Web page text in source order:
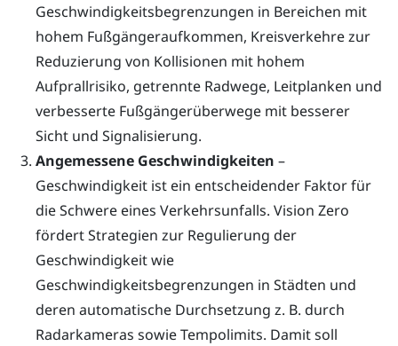
Geschwindigkeitsbegrenzungen in Bereichen mit
hohem Fußgängeraufkommen, Kreisverkehre zur
Reduzierung von Kollisionen mit hohem
Aufprallrisiko, getrennte Radwege, Leitplanken und
verbesserte Fußgängerüberwege mit besserer
Sicht und Signalisierung.
Angemessene Geschwindigkeiten –
Geschwindigkeit ist ein entscheidender Faktor für
die Schwere eines Verkehrsunfalls. Vision Zero
fördert Strategien zur Regulierung der
Geschwindigkeit wie
Geschwindigkeitsbegrenzungen in Städten und
deren automatische Durchsetzung z. B. durch
Radarkameras sowie Tempolimits. Damit soll